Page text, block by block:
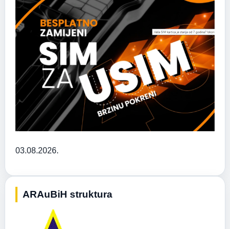
03.08.2026.
ARAuBiH struktura